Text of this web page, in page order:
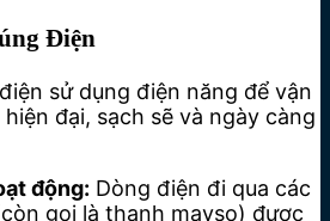
Điện
sử dụng điện năng để vận
đại, sạch sẽ và ngày càng
động: Dòng điện đi qua các
gọi là thanh mayso) được